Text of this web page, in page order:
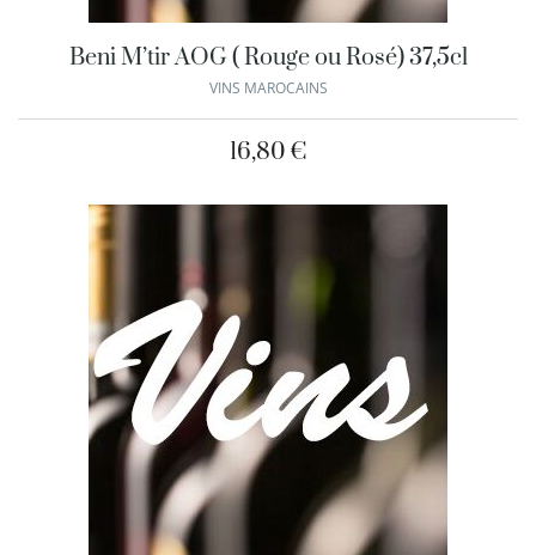
Beni M’tir AOG ( Rouge ou Rosé) 37,5cl
VINS MAROCAINS
16,80 €